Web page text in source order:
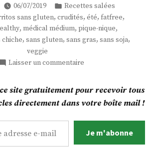
06/07/2019
Publié
dans
Recettes salées
sans gluten, crudités, été, fatfree,
, médical médium, pique-nique,
chiche, sans gluten, sans gras, sans soja,
veggie
Laisser un commentaire
burritos,
en
site gratuitement pour recevoir tous
directement dans votre boîte mail !
Je m'abonne